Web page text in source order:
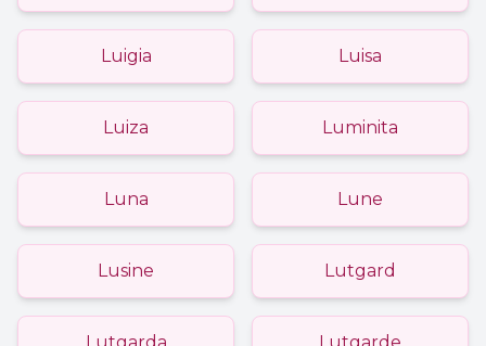
Luigia Luisa
Luiza Luminita
Luna Lune
Lusine Lutgard